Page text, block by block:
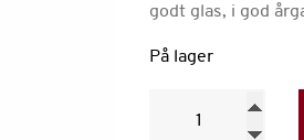
godt glas, i god
På lager
Colheita